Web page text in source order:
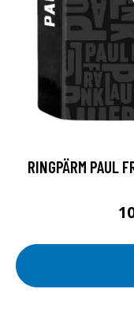
RINGPÄRM PAUL